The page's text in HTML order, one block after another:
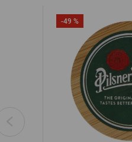
-49 %